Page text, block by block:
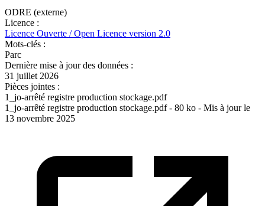
ODRE (externe)
Licence :
Licence Ouverte / Open Licence version 2.0
Mots-clés :
Parc
Dernière mise à jour des données :
31 juillet 2026
Pièces jointes :
1_jo-arrêté registre production stockage.pdf
1_jo-arrêté registre production stockage.pdf - 80 ko - Mis à jour le
13 novembre 2025